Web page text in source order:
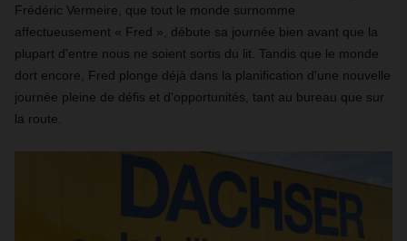
Frédéric Vermeire, que tout le monde surnomme
affectueusement « Fred », débute sa journée bien avant que la
plupart d'entre nous ne soient sortis du lit. Tandis que le monde
dort encore, Fred plonge déjà dans la planification d'une nouvelle
journée pleine de défis et d'opportunités, tant au bureau que sur
la route.